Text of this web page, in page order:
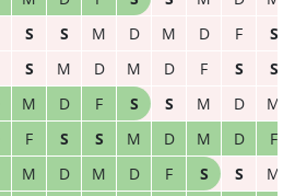
S S M D M D F
S
S M D M D F S
S
M D F S S M D
M
F S S M D M D
F
M D M D F S S
M